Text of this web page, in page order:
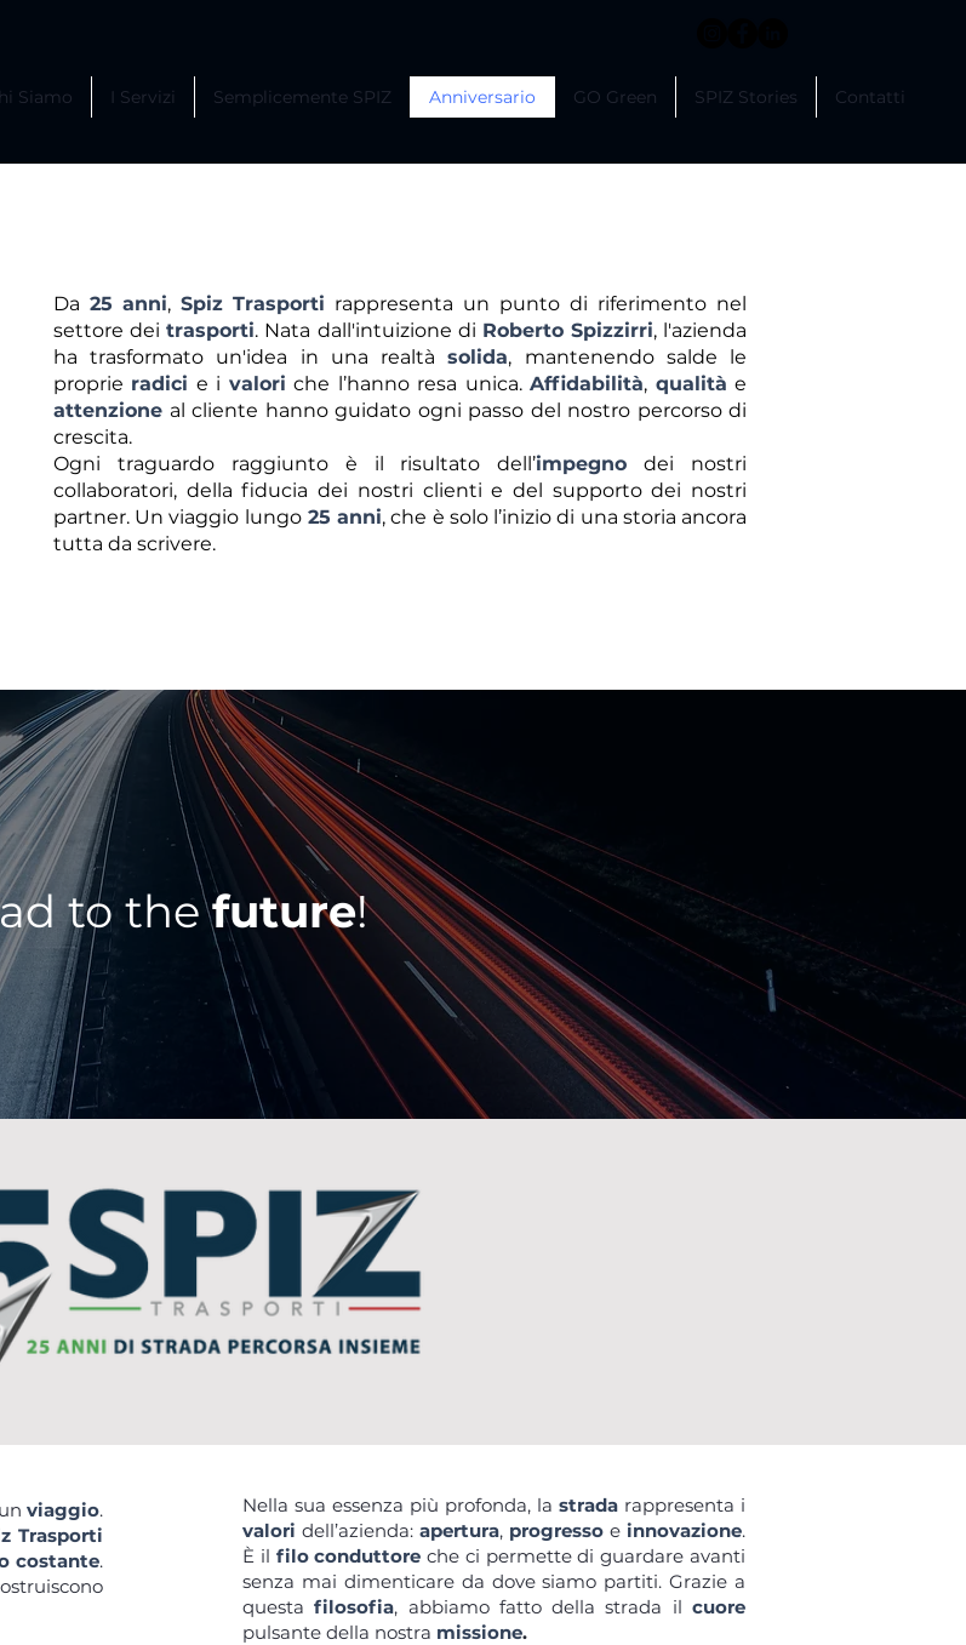
Siamo I Servizi Semplicemente SPIZ Anniversario GO Green SPIZ Stories Contatti
Da 25 anni, Spiz Trasporti rappresenta un punto di riferimento nel
settore deitrasporti. Nata dall'intuizione di Roberto Spizzirri, l'azienda
ha trasformato un'idea in una realtàsolida, mantenendo salde le
proprie radici e i valori che l’hanno resa unica.Affidabilità, qualità e
attenzione al cliente hanno guidato ogni passo del nostro percorso di
crescita.
Ogni traguardo raggiunto è il risultato dell’impegno dei nostri
collaboratori, della fiducia dei nostri clienti e del supporto dei nostri
partner. Un viaggio lungo 25 anni, che è solo l’inizio di una storia ancora
tutta da scrivere.
to thefuture!
viaggio.
Trasporti
costante.
Nella sua essenza più profonda, la strada rappresenta i
valori dell’azienda: apertura, progresso e innovazione.
È il filo conduttore che ci permette di guardare avanti
senza mai dimenticare da dove siamo partiti. Grazie a
questafilosofia, abbiamo fatto della strada ilcuore
pulsante della nostra missione.